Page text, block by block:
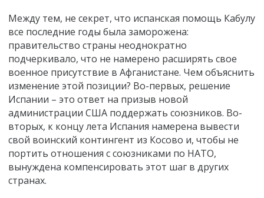
Между тем, не секрет, что испанская помощь Кабулу
все последние годы была заморожена:
правительство страны неоднократно
подчеркивало, что не намерено расширять свое
военное присутствие в Афганистане. Чем объяснить
изменение этой позиции? Во-первых, решение
Испании – это ответ на призыв новой
администрации США поддержать союзников. Во-
вторых, к концу лета Испания намерена вывести
свой воинский контингент из Косово и, чтобы не
портить отношения с союзниками по НАТО,
вынуждена компенсировать этот шаг в других
странах.